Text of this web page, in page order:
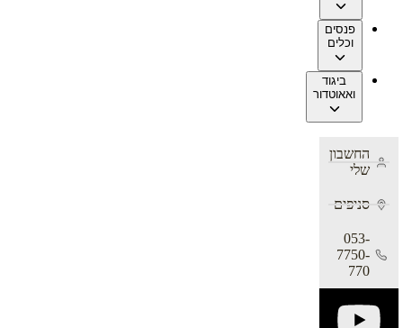
פנסים
וכלים
ביגוד
ואאוטדור
החשבון
שלי
סניפים
053-
7750-
770